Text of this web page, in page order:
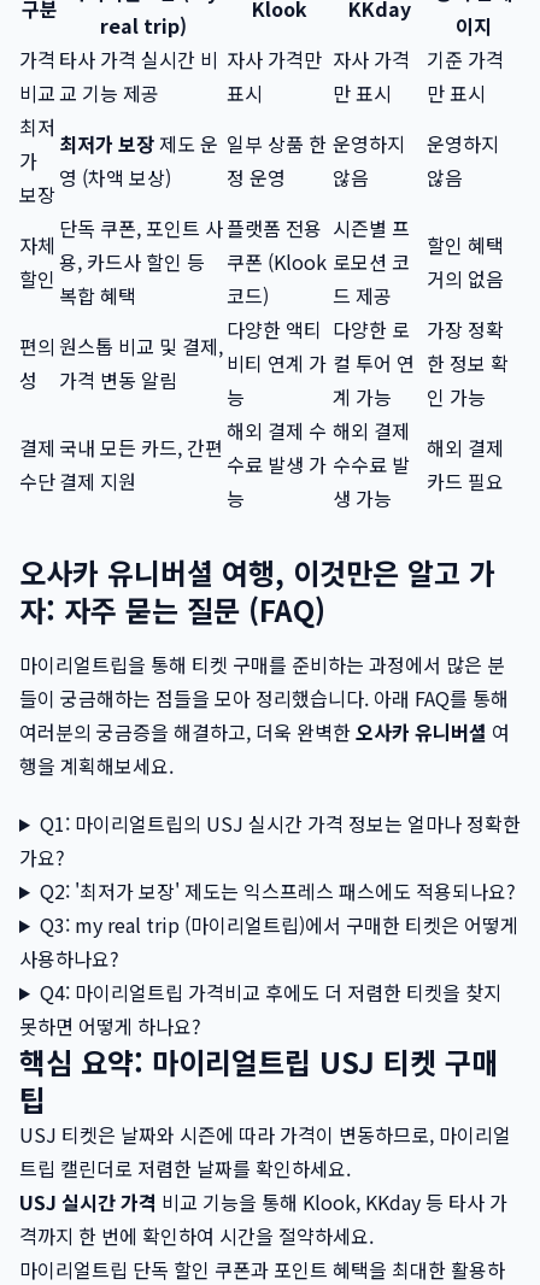
구분
real trip)
Klook KKday
이지
가격
비교
타사 가격 실시간 비
교 기능 제공
자사 가격만
표시
자사 가격
만 표시
기준 가격
만 표시
최저
가
보장
최저가 보장제도 운
영 (차액 보상)
일부 상품 한
정 운영
운영하지
않음
운영하지
않음
자체
할인
단독 쿠폰, 포인트 사
용, 카드사 할인 등
복합 혜택
플랫폼 전용
쿠폰 (Klook
코드)
시즌별 프
로모션 코
드 제공
할인 혜택
거의 없음
편의
성
원스톱 비교 및 결제,
가격 변동 알림
다양한 액티
비티 연계 가
능
다양한 로
컬 투어 연
계 가능
가장 정확
한 정보 확
인 가능
결제
수단
국내 모든 카드, 간편
결제 지원
해외 결제 수
수료 발생 가
능
해외 결제
수수료 발
생 가능
해외 결제
카드 필요
오사카 유니버셜 여행, 이것만은 알고 가
자: 자주 묻는 질문 (FAQ)
마이리얼트립을 통해 티켓 구매를 준비하는 과정에서 많은 분
들이 궁금해하는 점들을 모아 정리했습니다. 아래 FAQ를 통해
여러분의 궁금증을 해결하고, 더욱 완벽한오사카 유니버셜 여
행을 계획해보세요.
Q1: 마이리얼트립의 USJ 실시간 가격 정보는 얼마나 정확한
가요?
Q2: '최저가 보장' 제도는 익스프레스 패스에도 적용되나요?
Q3: my real trip (마이리얼트립)에서 구매한 티켓은 어떻게
사용하나요?
Q4: 마이리얼트립 가격비교 후에도 더 저렴한 티켓을 찾지
못하면 어떻게 하나요?
핵심 요약: 마이리얼트립 USJ 티켓 구매
팁
USJ 티켓은 날짜와 시즌에 따라 가격이 변동하므로, 마이리얼
트립 캘린더로 저렴한 날짜를 확인하세요.
USJ 실시간 가격 비교 기능을 통해 Klook, KKday 등 타사 가
격까지 한 번에 확인하여 시간을 절약하세요.
마이리얼트립 단독 할인 쿠폰과 포인트 혜택을 최대한 활용하